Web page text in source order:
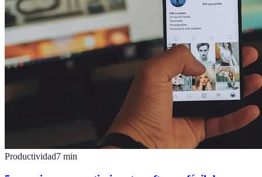
Productividad7 min